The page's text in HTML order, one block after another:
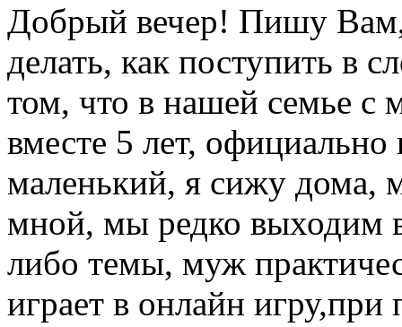
Добрый вечер! Пишу
делать, как поступить в
том, что в нашей семье
вместе 5 лет, официально
маленький, я сижу дома,
мной, мы редко выходим
либо темы, муж
играет в онлайн